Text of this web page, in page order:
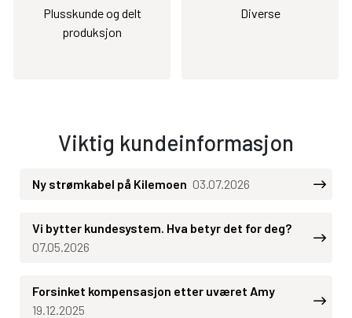
Plusskunde og delt
produksjon
Diverse
Viktig kundeinformasjon
Ny strømkabel på Kilemoen 03.07.2026
Vi bytter kundesystem. Hva betyr det for deg?
07.05.2026
Forsinket kompensasjon etter uværet Amy
19.12.2025